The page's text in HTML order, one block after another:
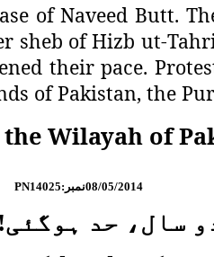
of Naveed
sheb of Hizb ut-
their pace.
of Pakistan, the
Wilayah of
08/05/نمبر PN14025:
سال، حد ہوگئی!